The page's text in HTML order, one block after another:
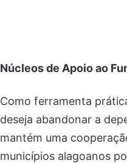
Núcleos de Apoio ao
Como ferramenta
deseja abandonar a
mantém uma
municípios alagoanos